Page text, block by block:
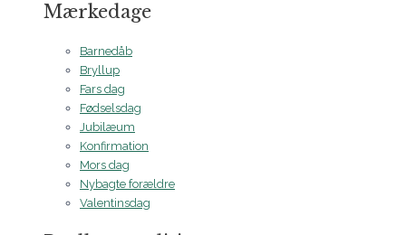
Mærkedage
Barnedåb
Bryllup
Fars dag
Fødselsdag
Jubilæum
Konfirmation
Mors dag
Nybagte forældre
Valentinsdag